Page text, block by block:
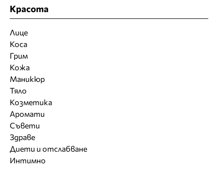
Красота
Лице
Коса
Грим
Кожа
Маникюр
Тяло
Козметика
Аромати
Съвети
Здраве
Диети и отслабване
Интимно